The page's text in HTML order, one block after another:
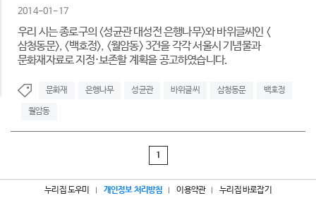
2014-01-17
우리 시는 종로구의 <성균관 대성전 은행나무>와 바위글씨인 <
삼청동문>, <백호정>, <월암동> 3건을 각각 서울시 기념물과
문화재자료로 지정·보존할 계획을 공고하였습니다.
문화재 은행나무 성균관 바위글씨 삼청동문 백호정
월암동
1
누리집 도우미 개인정보 처리방침 이용약관 누리집 바로잡기